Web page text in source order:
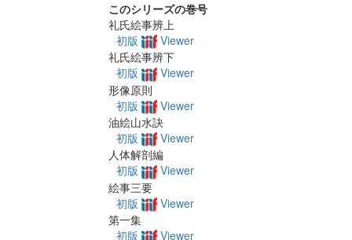
このシリーズの巻号
礼氏絵事辨上
初版
Viewer
礼氏絵事辨下
初版
Viewer
形像原則
初版
Viewer
油絵山水訣
初版
Viewer
人体解剖編
初版
Viewer
絵事三要
初版
Viewer
第一集
初版
Viewer